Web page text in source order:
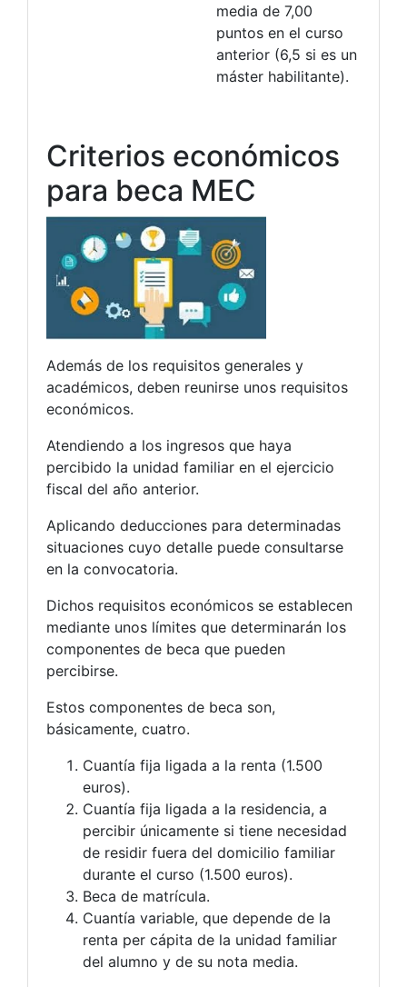
media de 7,00
puntos en el curso
anterior (6,5 si es un
máster habilitante).
Criterios económicos
para beca MEC
Además de los requisitos generales y
académicos, deben reunirse unos requisitos
económicos.
Atendiendo a los ingresos que haya
percibido la unidad familiar en el ejercicio
fiscal del año anterior.
Aplicando deducciones para determinadas
situaciones cuyo detalle puede consultarse
en la convocatoria.
Dichos requisitos económicos se establecen
mediante unos límites que determinarán los
componentes de beca que pueden
percibirse.
Estos componentes de beca son,
básicamente, cuatro.
Cuantía fija ligada a la renta (1.500
euros).
Cuantía fija ligada a la residencia, a
percibir únicamente si tiene necesidad
de residir fuera del domicilio familiar
durante el curso (1.500 euros).
Beca de matrícula.
Cuantía variable, que depende de la
renta per cápita de la unidad familiar
del alumno y de su nota media.